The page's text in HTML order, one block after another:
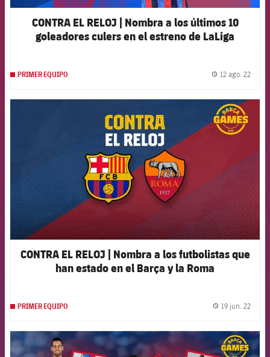
CONTRA EL RELOJ | Nombra a los últimos 10
goleadores culers en el estreno de LaLiga
PRIMER EQUIPO 12 ago. 22
CONTRA EL RELOJ | Nombra a los futbolistas que
han estado en el Barça y la Roma
PRIMER EQUIPO 19 jun. 22
FCB Barcelona badge